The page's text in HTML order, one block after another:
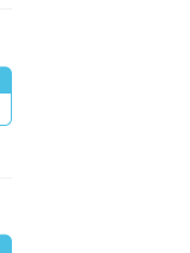
睺、苦海，搭配1-2件...